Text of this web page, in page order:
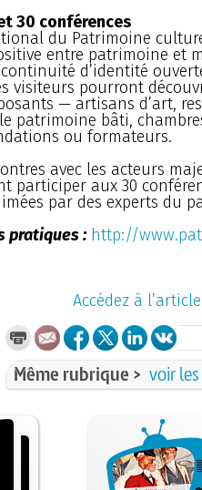
30 conférences
du Patrimoine
entre patrimoine et
d’identité
visiteurs pourront
— artisans d’art,
patrimoine bâti,
ou formateurs.
avec les acteurs
participer aux 30
par des experts du
pratiques : http://
Accédez à
Même rubrique > voir les